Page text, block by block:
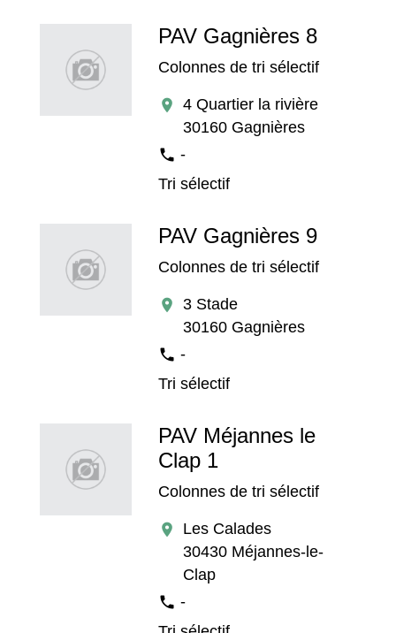
PAV Gagnières 8
Colonnes de tri sélectif
location_on
4 Quartier la rivière
30160 Gagnières
phone -
Tri sélectif
PAV Gagnières 9
Colonnes de tri sélectif
location_on
3 Stade
30160 Gagnières
phone -
Tri sélectif
PAV Méjannes le
Clap 1
Colonnes de tri sélectif
location_on
Les Calades
30430 Méjannes-le-
Clap
phone -